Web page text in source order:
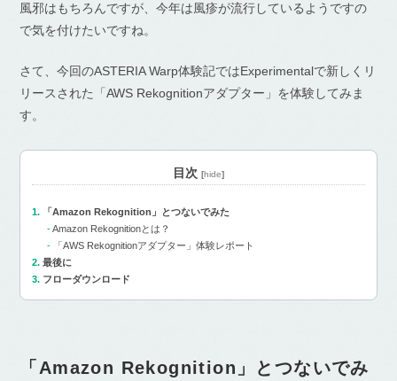
風邪はもちろんですが、今年は風疹が流行しているようですの
で気を付けたいですね。
さて、今回のASTERIA Warp体験記ではExperimentalで新しくリ
リースされた「AWS Rekognitionアダプター」を体験してみま
す。
目次 [hide]
「Amazon Rekognition」とつないでみた
Amazon Rekognitionとは？
「AWS Rekognitionアダプター」体験レポート
最後に
フローダウンロード
「Amazon Rekognition」とつないでみ